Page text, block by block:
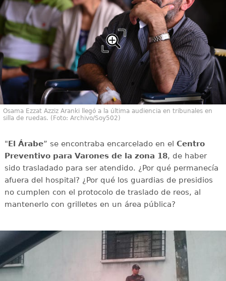
Osama Ezzat Azziz Aranki llegó a la última audiencia en tribunales en
silla de ruedas. (Foto: Archivo/Soy502)
"El Árabe” se encontraba encarcelado en el Centro
Preventivo para Varones de la zona 18, de haber
sido trasladado para ser atendido. ¿Por qué permanecía
afuera del hospital? ¿Por qué los guardias de presidios
no cumplen con el protocolo de traslado de reos, al
mantenerlo con grilletes en un área pública?